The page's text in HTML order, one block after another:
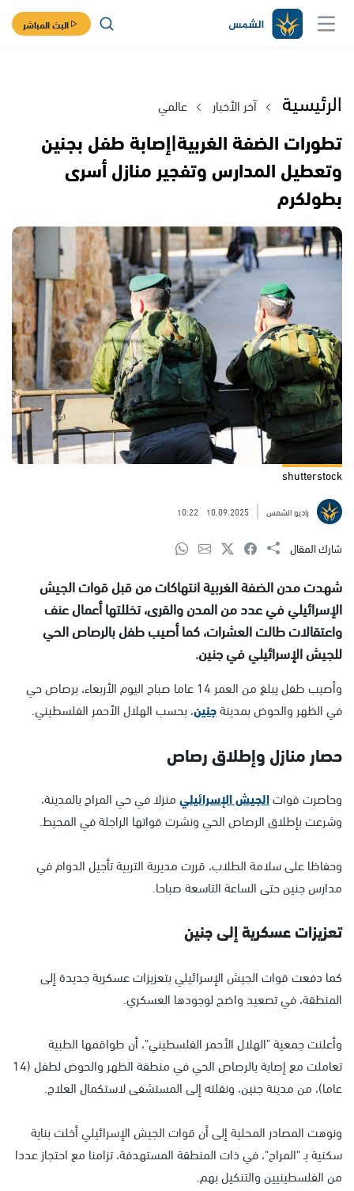
البث المباشر
الرئيسية آخر الأخبار عالمي
تطورات الضفة الغربية|إصابة طفل بجنين
وتعطيل المدارس وتفجير منازل أسرى
بطولكرم
shutterstock
راديو الشمس 10.09.2025
10:22
شارك المقال
شهدت مدن الضفة الغربية انتهاكات من قبل قوات الجيش
الإسرائيلي في عدد من المدن والقرى، تخللتها أعمال عنف
واعتقالات طالت العشرات، كما أصيب طفل بالرصاص الحي
للجيش الإسرائيلي في جنين.
وأصيب طفل يبلغ من العمر 14 عاما صباح اليوم الأربعاء، برصاص حي
في الظهر والحوض بمدينةجنين، بحسب الهلال الأحمر الفلسطيني.
حصار منازل وإطلاق رصاص
وحاصرت قواتالجيش الإسرائيليمنزلا في حي المراح بالمدينة،
وشرعت بإطلاق الرصاص الحي ونشرت قواتها الراجلة في المحيط.
وحفاظا على سلامة الطلاب، قررت مديرية التربية تأجيل الدوام في
مدارس جنين حتى الساعة التاسعة صباحا.
تعزيزات عسكرية إلى جنين
كما دفعت قوات الجيش الإسرائيلي بتعزيزات عسكرية جديدة إلى
المنطقة، في تصعيد واضح لوجودها العسكري.
وأعلنت جمعية "الهلال الأحمر الفلسطيني"، أن طواقمها الطبية
تعاملت مع إصابة بالرصاص الحي في منطقة الظهر والحوض لطفل (14
عاما)، من مدينة جنين، ونقلته إلى المستشفى لاستكمال العلاج.
ونوهت المصادر المحلية إلى أن قوات الجيش الإسرائيلي أخلت بناية
سكنية بـ "المراح"، في ذات المنطقة المستهدفة، تزامنا مع احتجاز عددا
من الفلسطينيين والتنكيل بهم.